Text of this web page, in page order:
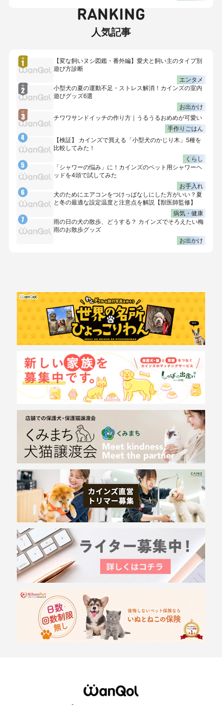
RANKING
人気記事
【変な飼いヌシ図鑑・番外編】愛犬と飼い主のタイプ別
遊び方診断
エンタメ
小型犬の夏の運動不足・ストレス解消！カインズの室内
遊びグッズ6選
お出かけ
チワワサンドイッチの作り方｜うるうるおめめが可愛い
手作りごはん
【検証】 カインズで買える「小型犬のかじり木」5種を
比較してみた！
くらし
「シャワーの悩み」に！カインズのペット用シャワーヘ
ッドを4頭で試してみた
お手入れ
犬のためにエアコンをつけっぱなしにした方がいい？夏
と冬の最適な設定温度と注意点を解説【獣医師監修】
病気・健康
雨の日の犬の散歩、どうする？ カインズでそろえたい梅
雨のお散歩グッズ
お出かけ